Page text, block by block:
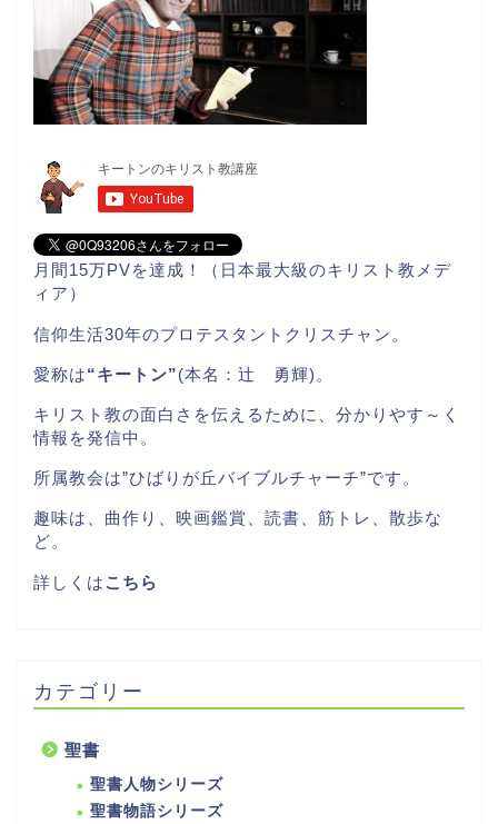
月間15万PVを達成！（日本最大級のキリスト教メデ
ィア）
信仰生活30年のプロテスタントクリスチャン。
愛称は“キートン”(本名：辻 勇輝)。
キリスト教の面白さを伝えるために、分かりやす～く
情報を発信中。
所属教会は”ひばりが丘バイブルチャーチ”です。
趣味は、曲作り、映画鑑賞、読書、筋トレ、散歩な
ど。
詳しくはこちら
カテゴリー
聖書
聖書人物シリーズ
聖書物語シリーズ